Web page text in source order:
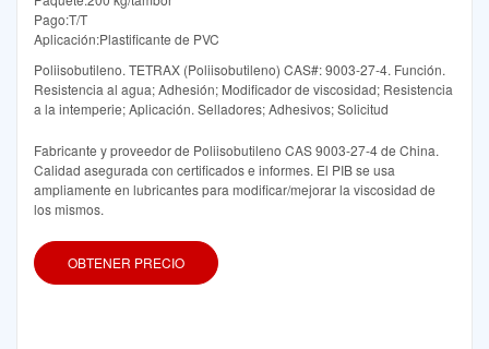
Pago:T/T
Aplicación:Plastificante de PVC
Poliisobutileno. TETRAX (Poliisobutileno) CAS#: 9003-27-4. Función.
Resistencia al agua; Adhesión; Modificador de viscosidad; Resistencia
a la intemperie; Aplicación. Selladores; Adhesivos; Solicitud
Fabricante y proveedor de Poliisobutileno CAS 9003-27-4 de China.
Calidad asegurada con certificados e informes. El PIB se usa
ampliamente en lubricantes para modificar/mejorar la viscosidad de
los mismos.
OBTENER PRECIO